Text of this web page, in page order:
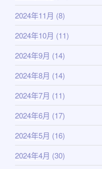
2024年11月 (8)
2024年10月 (11)
2024年9月 (14)
2024年8月 (14)
2024年7月 (11)
2024年6月 (17)
2024年5月 (16)
2024年4月 (30)